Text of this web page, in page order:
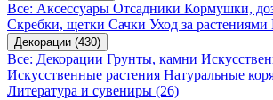
Все: Аксессуары Отсадники Кормушки,
Скребки, щетки Сачки Уход за растениями
Декорации (430)
Все: Декорации Грунты, камни
Искусственные растения Натуральные
Литература и сувениры (26)